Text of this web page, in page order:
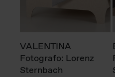
VALENTINA
Fotografo: Lorenz
Sternbach